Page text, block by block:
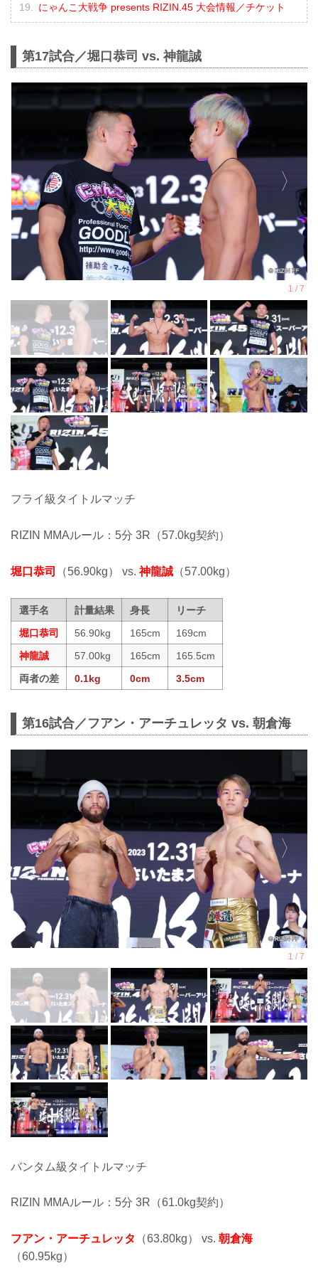
にゃんこ大戦争 presents RIZIN.45 大会情報／チケット
第17試合／堀口恭司 vs. 神龍誠
フライ級タイトルマッチ
RIZIN MMAルール：5分 3R（57.0kg契約）
堀口恭司 （56.90kg） vs.神龍誠 （57.00kg）
選手名 計量結果 身長
リーチ
堀口恭司
56.90kg 165cm
169cm
神龍誠
57.00kg 165cm
165.5cm
両者の差
0.1kg 0cm 3.5cm
第16試合／フアン・アーチュレッタ vs. 朝倉海
バンタム級タイトルマッチ
RIZIN MMAルール：5分 3R（61.0kg契約）
フアン・アーチュレッタ （63.80kg） vs. 朝倉海
（60.95kg）